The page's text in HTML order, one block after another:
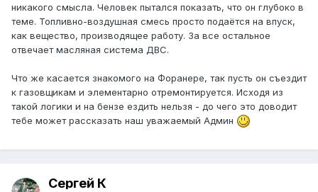
никакого смысла. Человек пытался показать, что он глубоко в
теме. Топливно-воздушная смесь просто подаётся на впуск,
как вещество, производящее работу. За все остальное
отвечает масляная система ДВС.
Что же касается знакомого на Форанере, так пусть он съездит
к газовщикам и элементарно отремонтируется. Исходя из
такой логики и на бензе ездить нельзя - до чего это доводит
тебе может рассказать наш уважаемый Админ
Сергей К